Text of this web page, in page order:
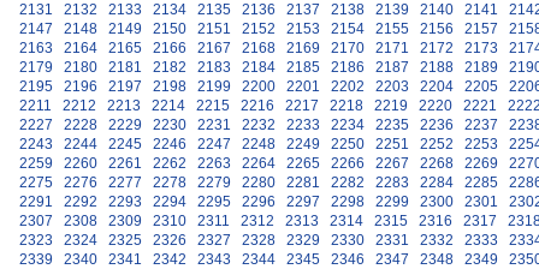
2131
2132 2133 2134 2135 2136 2137 2138 2139 2140 2141
2147
2148 2149 2150 2151 2152 2153 2154 2155 2156 2157
2163
2164 2165 2166 2167 2168 2169 2170 2171 2172 2173
2179
2180 2181 2182 2183 2184 2185 2186 2187 2188 2189
2195
2196 2197 2198 2199 2200 2201 2202 2203 2204 2205
2211
2212 2213 2214 2215 2216 2217 2218 2219 2220 2221
2227
2228 2229 2230 2231 2232 2233 2234 2235 2236 2237
2243
2244 2245 2246 2247 2248 2249 2250 2251 2252 2253
2259
2260 2261 2262 2263 2264 2265 2266 2267 2268 2269
2275
2276 2277 2278 2279 2280 2281 2282 2283 2284 2285
2291
2292 2293 2294 2295 2296 2297 2298 2299 2300 2301
2307
2308 2309 2310 2311 2312 2313 2314 2315 2316 2317
2323
2324 2325 2326 2327 2328 2329 2330 2331 2332 2333
2339
2340 2341 2342 2343 2344 2345 2346 2347 2348 2349